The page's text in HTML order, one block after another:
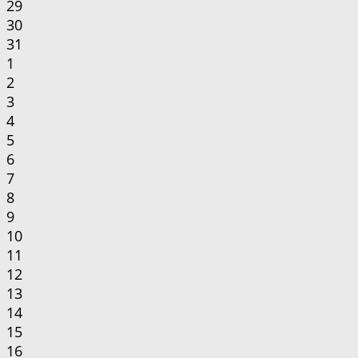
29
30
31
1
2
3
4
5
6
7
8
9
10
11
12
13
14
15
16